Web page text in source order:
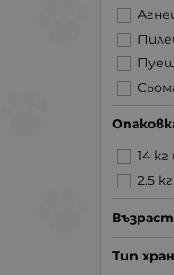
14 кг
2.5 кг
Възраст
Тип